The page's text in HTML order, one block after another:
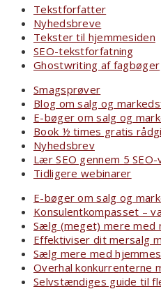
Tekstforfatter
Nyhedsbreve
Tekster til hjemmesiden
SEO-tekstforfatning
Ghostwriting af fagbøger
Smagsprøver
Blog om salg og
E-bøger om salg og
Book ½ times gratis
Nyhedsbrev
Lær SEO gennem 5
Tidligere webinarer
E-bøger om salg og
Konsulentkompasset –
Sælg (meget) mere med
Effektiviser dit mersalg
Sælg mere med
Overhal konkurrenterne
Selvstændiges guide til